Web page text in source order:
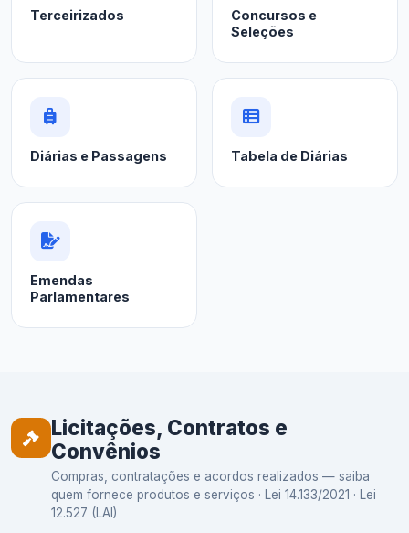
Terceirizados
Concursos e
Seleções
Diárias e Passagens Tabela de Diárias
Emendas
Parlamentares
Licitações, Contratos e
Convênios
Compras, contratações e acordos realizados — saiba
quem fornece produtos e serviços · Lei 14.133/2021 · Lei
12.527 (LAI)